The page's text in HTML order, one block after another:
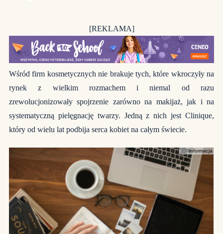
[REKLAMA]
Wśród firm kosmetycznych nie brakuje tych, które wkroczyły na
rynek z wielkim rozmachem i niemal od razu
zrewolucjonizowały spojrzenie zarówno na makijaż, jak i na
systematyczną pielęgnację twarzy. Jedną z nich jest Clinique,
który od wielu lat podbija serca kobiet na całym świecie.